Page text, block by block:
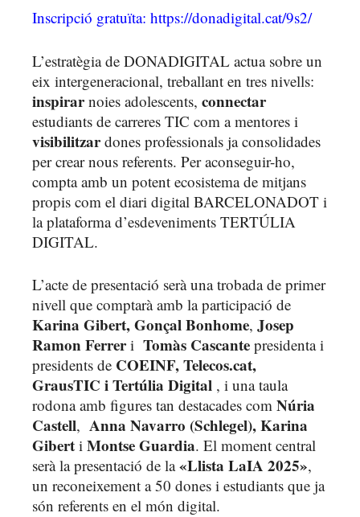
Inscripció gratuïta: https://donadigital.cat/9s2/
L’estratègia de DONADIGITAL actua sobre un
eix intergeneracional, treballant en tres nivells:
inspirarnoies adolescents, connectar
estudiants de carreres TIC com a mentores i
visibilitzardones professionals ja consolidades
per crear nous referents. Per aconseguir-ho,
compta amb un potent ecosistema de mitjans
propis com el diari digital BARCELONADOT i
la plataforma d’esdeveniments TERTÚLIA
DIGITAL.
L’acte de presentació serà una trobada de primer
nivell que comptarà amb la participació de
Karina Gibert,Gonçal Bonhome, Josep
Ramon Ferreri Tomàs Cascante presidenta i
presidents de COEINF,Telecos.cat,
GrausTIC i Tertúlia Digital , i una taula
rodona amb figures tan destacades com Núria
Castell, Anna Navarro (Schlegel), Karina
Gibert i Montse Guardia. El moment central
serà la presentació de la«Llista LaIA 2025»,
un reconeixement a 50 dones i estudiants que ja
són referents en el món digital.